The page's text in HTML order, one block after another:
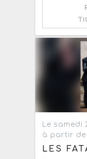
Le samedi
à partir de
LES